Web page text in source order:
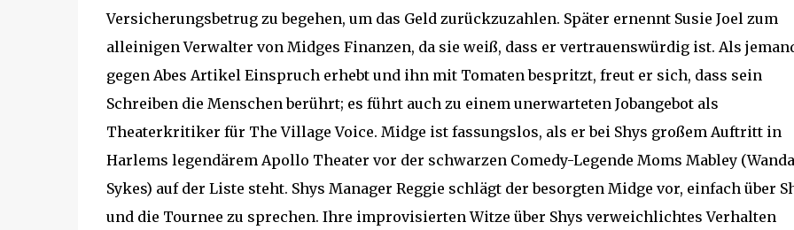
Versicherungsbetrug zu begehen, um das Geld zurückzuzahlen. Später ernennt Susie Joel zum
alleinigen Verwalter von Midges Finanzen, da sie weiß, dass er vertrauenswürdig ist. Als
gegen Abes Artikel Einspruch erhebt und ihn mit Tomaten bespritzt, freut er sich, dass sein
Schreiben die Menschen berührt; es führt auch zu einem unerwarteten Jobangebot als
Theaterkritiker für The Village Voice. Midge ist fassungslos, als er bei Shys großem Auftritt in
Harlems legendärem Apollo Theater vor der schwarzen Comedy-Legende Moms Mabley (Wanda
Sykes) auf der Liste steht. Shys Manager Reggie schlägt der besorgten Midge vor, einfach über
und die Tournee zu sprechen. Ihre improvisierten Witze über Shys verweichlichtes Verhalten